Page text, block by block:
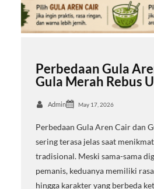
Perbedaan Gula
Gula Merah Rebus
Admin May 17, 2026
Perbedaan Gula Aren Cair dan
sering terasa jelas saat
tradisional. Meski sama-sama
pemanis, keduanya memiliki
hingga karakter yang berbeda